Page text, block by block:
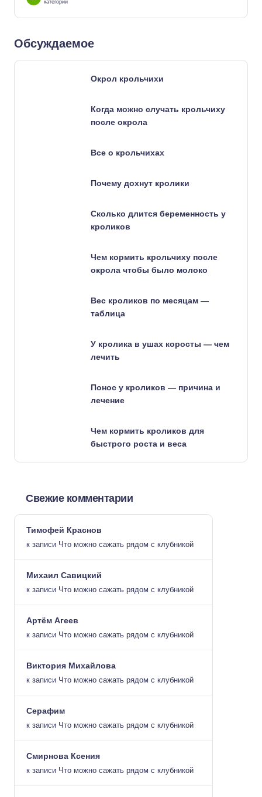
категории
Обсуждаемое
Окрол крольчихи
Когда можно случать крольчиху
после окрола
Все о крольчихах
Почему дохнут кролики
Сколько длится беременность у
кроликов
Чем кормить крольчиху после
окрола чтобы было молоко
Вес кроликов по месяцам —
таблица
У кролика в ушах коросты — чем
лечить
Понос у кроликов — причина и
лечение
Чем кормить кроликов для
быстрого роста и веса
Свежие комментарии
Тимофей Краснов
к записи Что можно сажать рядом с клубникой
Михаил Савицкий
к записи Что можно сажать рядом с клубникой
Артём Агеев
к записи Что можно сажать рядом с клубникой
Виктория Михайлова
к записи Что можно сажать рядом с клубникой
Серафим
к записи Что можно сажать рядом с клубникой
Смирнова Ксения
к записи Что можно сажать рядом с клубникой